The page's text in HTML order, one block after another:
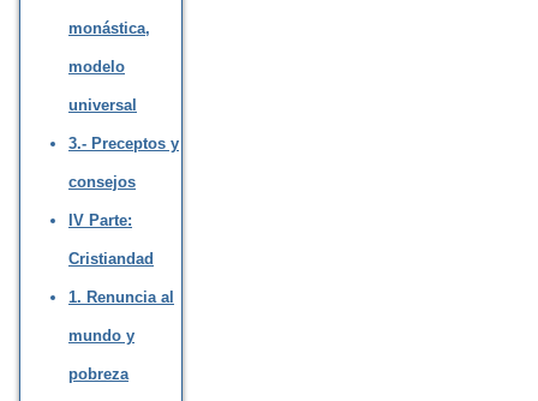
monástica,
modelo
universal
3.- Preceptos y
consejos
IV Parte:
Cristiandad
1. Renuncia al
mundo y
pobreza